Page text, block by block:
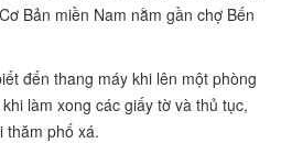
Bản miền Nam nằm gần chợ Bến
đến thang máy khi lên một phòng
làm xong các giấy tờ và thủ tục,
thăm phố xá.